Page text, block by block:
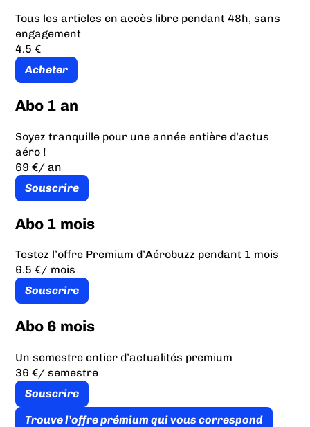
Tous les articles en accès libre pendant 48h, sans
engagement
4.5 €
Acheter
Abo 1 an
Soyez tranquille pour une année entière d’actus
aéro !
69 €/ an
Souscrire
Abo 1 mois
Testez l’offre Premium d’Aérobuzz pendant 1 mois
6.5 €/ mois
Souscrire
Abo 6 mois
Un semestre entier d’actualités premium
36 €/ semestre
Souscrire
Trouve l’offre prémium qui vous correspond